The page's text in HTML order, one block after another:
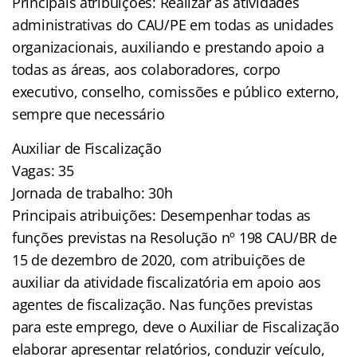
administrativas do CAU/PE em todas as unidades
organizacionais, auxiliando e prestando apoio a
todas as áreas, aos colaboradores, corpo
executivo, conselho, comissões e público externo,
sempre que necessário
Auxiliar de Fiscalização
Vagas: 35
Jornada de trabalho: 30h
Principais atribuições: Desempenhar todas as
funções previstas na Resolução nº 198 CAU/BR de
15 de dezembro de 2020, com atribuições de
auxiliar da atividade fiscalizatória em apoio aos
agentes de fiscalização. Nas funções previstas
para este emprego, deve o Auxiliar de Fiscalização
elaborar apresentar relatórios, conduzir veículo,